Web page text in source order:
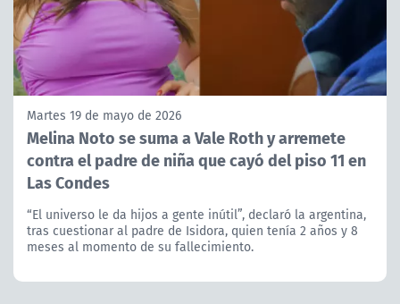
Martes 19 de mayo de 2026
Melina Noto se suma a Vale Roth y arremete
contra el padre de niña que cayó del piso 11 en
Las Condes
“El universo le da hijos a gente inútil”, declaró la argentina,
tras cuestionar al padre de Isidora, quien tenía 2 años y 8
meses al momento de su fallecimiento.